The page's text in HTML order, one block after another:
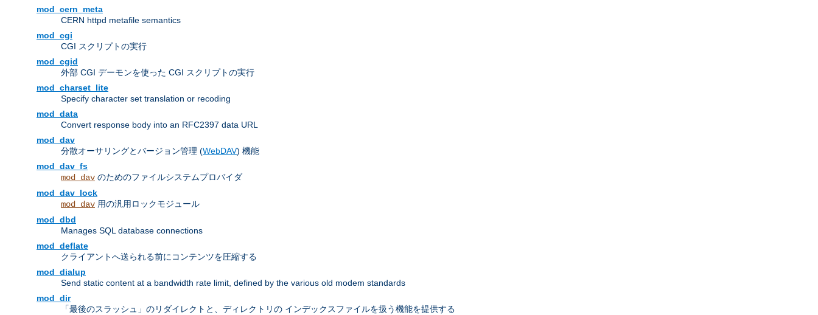
mod_cern_meta
CERN httpd metafile semantics
mod_cgi
CGI スクリプトの実行
mod_cgid
外部 CGI デーモンを使った CGI スクリプトの実行
mod_charset_lite
Specify character set translation or recoding
mod_data
Convert response body into an RFC2397 data URL
mod_dav
分散オーサリングとバージョン管理 (WebDAV) 機能
mod_dav_fs
mod_dav のためのファイルシステムプロバイダ
mod_dav_lock
mod_dav 用の汎用ロックモジュール
mod_dbd
Manages SQL database connections
mod_deflate
クライアントへ送られる前にコンテンツを圧縮する
mod_dialup
Send static content at a bandwidth rate limit, defined by the various old modem standards
mod_dir
「最後のスラッシュ」のリダイレクトと、ディレクトリの インデックスファイルを扱う機能を提供する